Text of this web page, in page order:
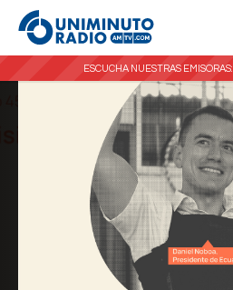
ESCUCHA NUESTRAS EMISORAS: